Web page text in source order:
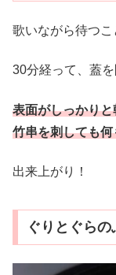
歌いながら待つこ
30分経って、蓋を
表面がしっかりと
竹串を刺しても
出来上がり！
ぐりとぐらの